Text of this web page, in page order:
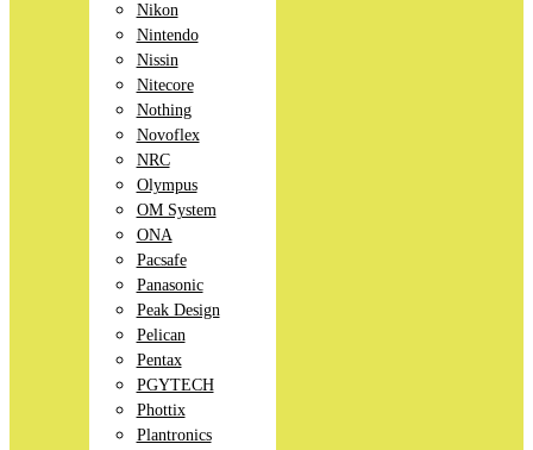
Nikon
Nintendo
Nissin
Nitecore
Nothing
Novoflex
NRC
Olympus
OM System
ONA
Pacsafe
Panasonic
Peak Design
Pelican
Pentax
PGYTECH
Phottix
Plantronics